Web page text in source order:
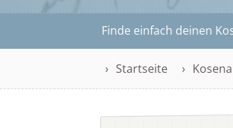
Finde einfach deinen
Startseite